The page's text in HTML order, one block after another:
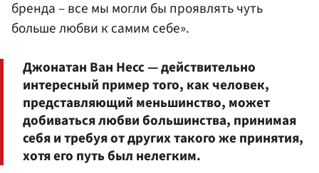
бренда – все мы могли бы проявлять чуть
больше любви к самим себе».
Джонатан Ван Несс — действительно
интересный пример того, как человек,
представляющий меньшинство, может
добиваться любви большинства, принимая
себя и требуя от других такого же принятия,
хотя его путь был нелегким.